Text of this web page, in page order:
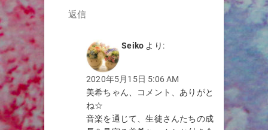
返信
Seiko より:
2020年5月15日 5:06 AM
美希ちゃん、コメント、ありがと
ね☆
音楽を通じて、生徒さんたちの成